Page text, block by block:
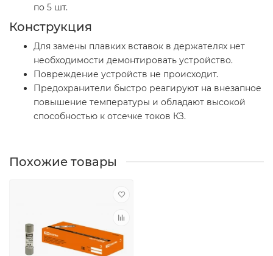
по 5 шт.
Конструкция
Для замены плавких вставок в держателях нет
необходимости демонтировать устройство.
Повреждение устройств не происходит.
Предохранители быстро реагируют на внезапное
повышение температуры и обладают высокой
способностью к отсечке токов КЗ.
Похожие товары